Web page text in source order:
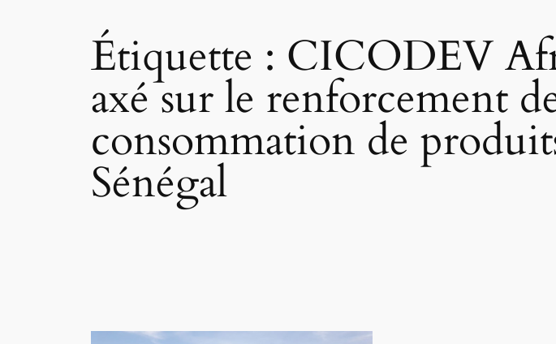
Étiquette : CICODEV
axé sur le renforcement
consommation de
Sénégal